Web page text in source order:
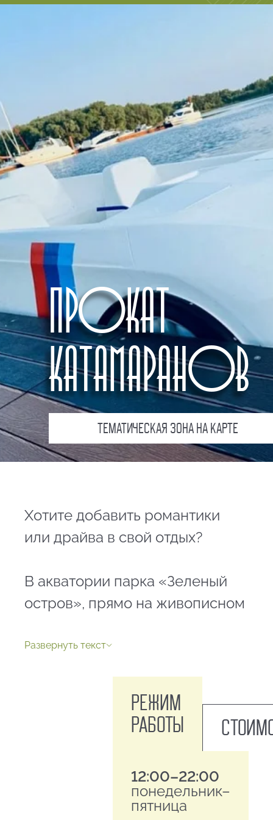
ПРОКАТ
КАТАМАРАНОВ
ТЕМАТИЧЕСКАЯ ЗОНА НА КАРТЕ
Хотите добавить романтики
или драйва в свой отдых?
В акватории парка «Зеленый
остров», прямо на живописном
проката катамаранов и
Это отличная возможность
сменить сухопутные прогулки
насладиться свежим бризом и
увидеть зелёные берега парка
Развернуть текст
Режим
работы
12:00–22:00
понедельник–
пятница